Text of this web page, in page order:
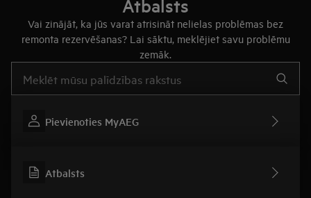
Atbalsts
Vai zinājāt, ka jūs varat atrisināt nelielas problēmas bez
remonta rezervēšanas? Lai sāktu, meklējiet savu problēmu
zemāk.
Pievienoties MyAEG
Atbalsts